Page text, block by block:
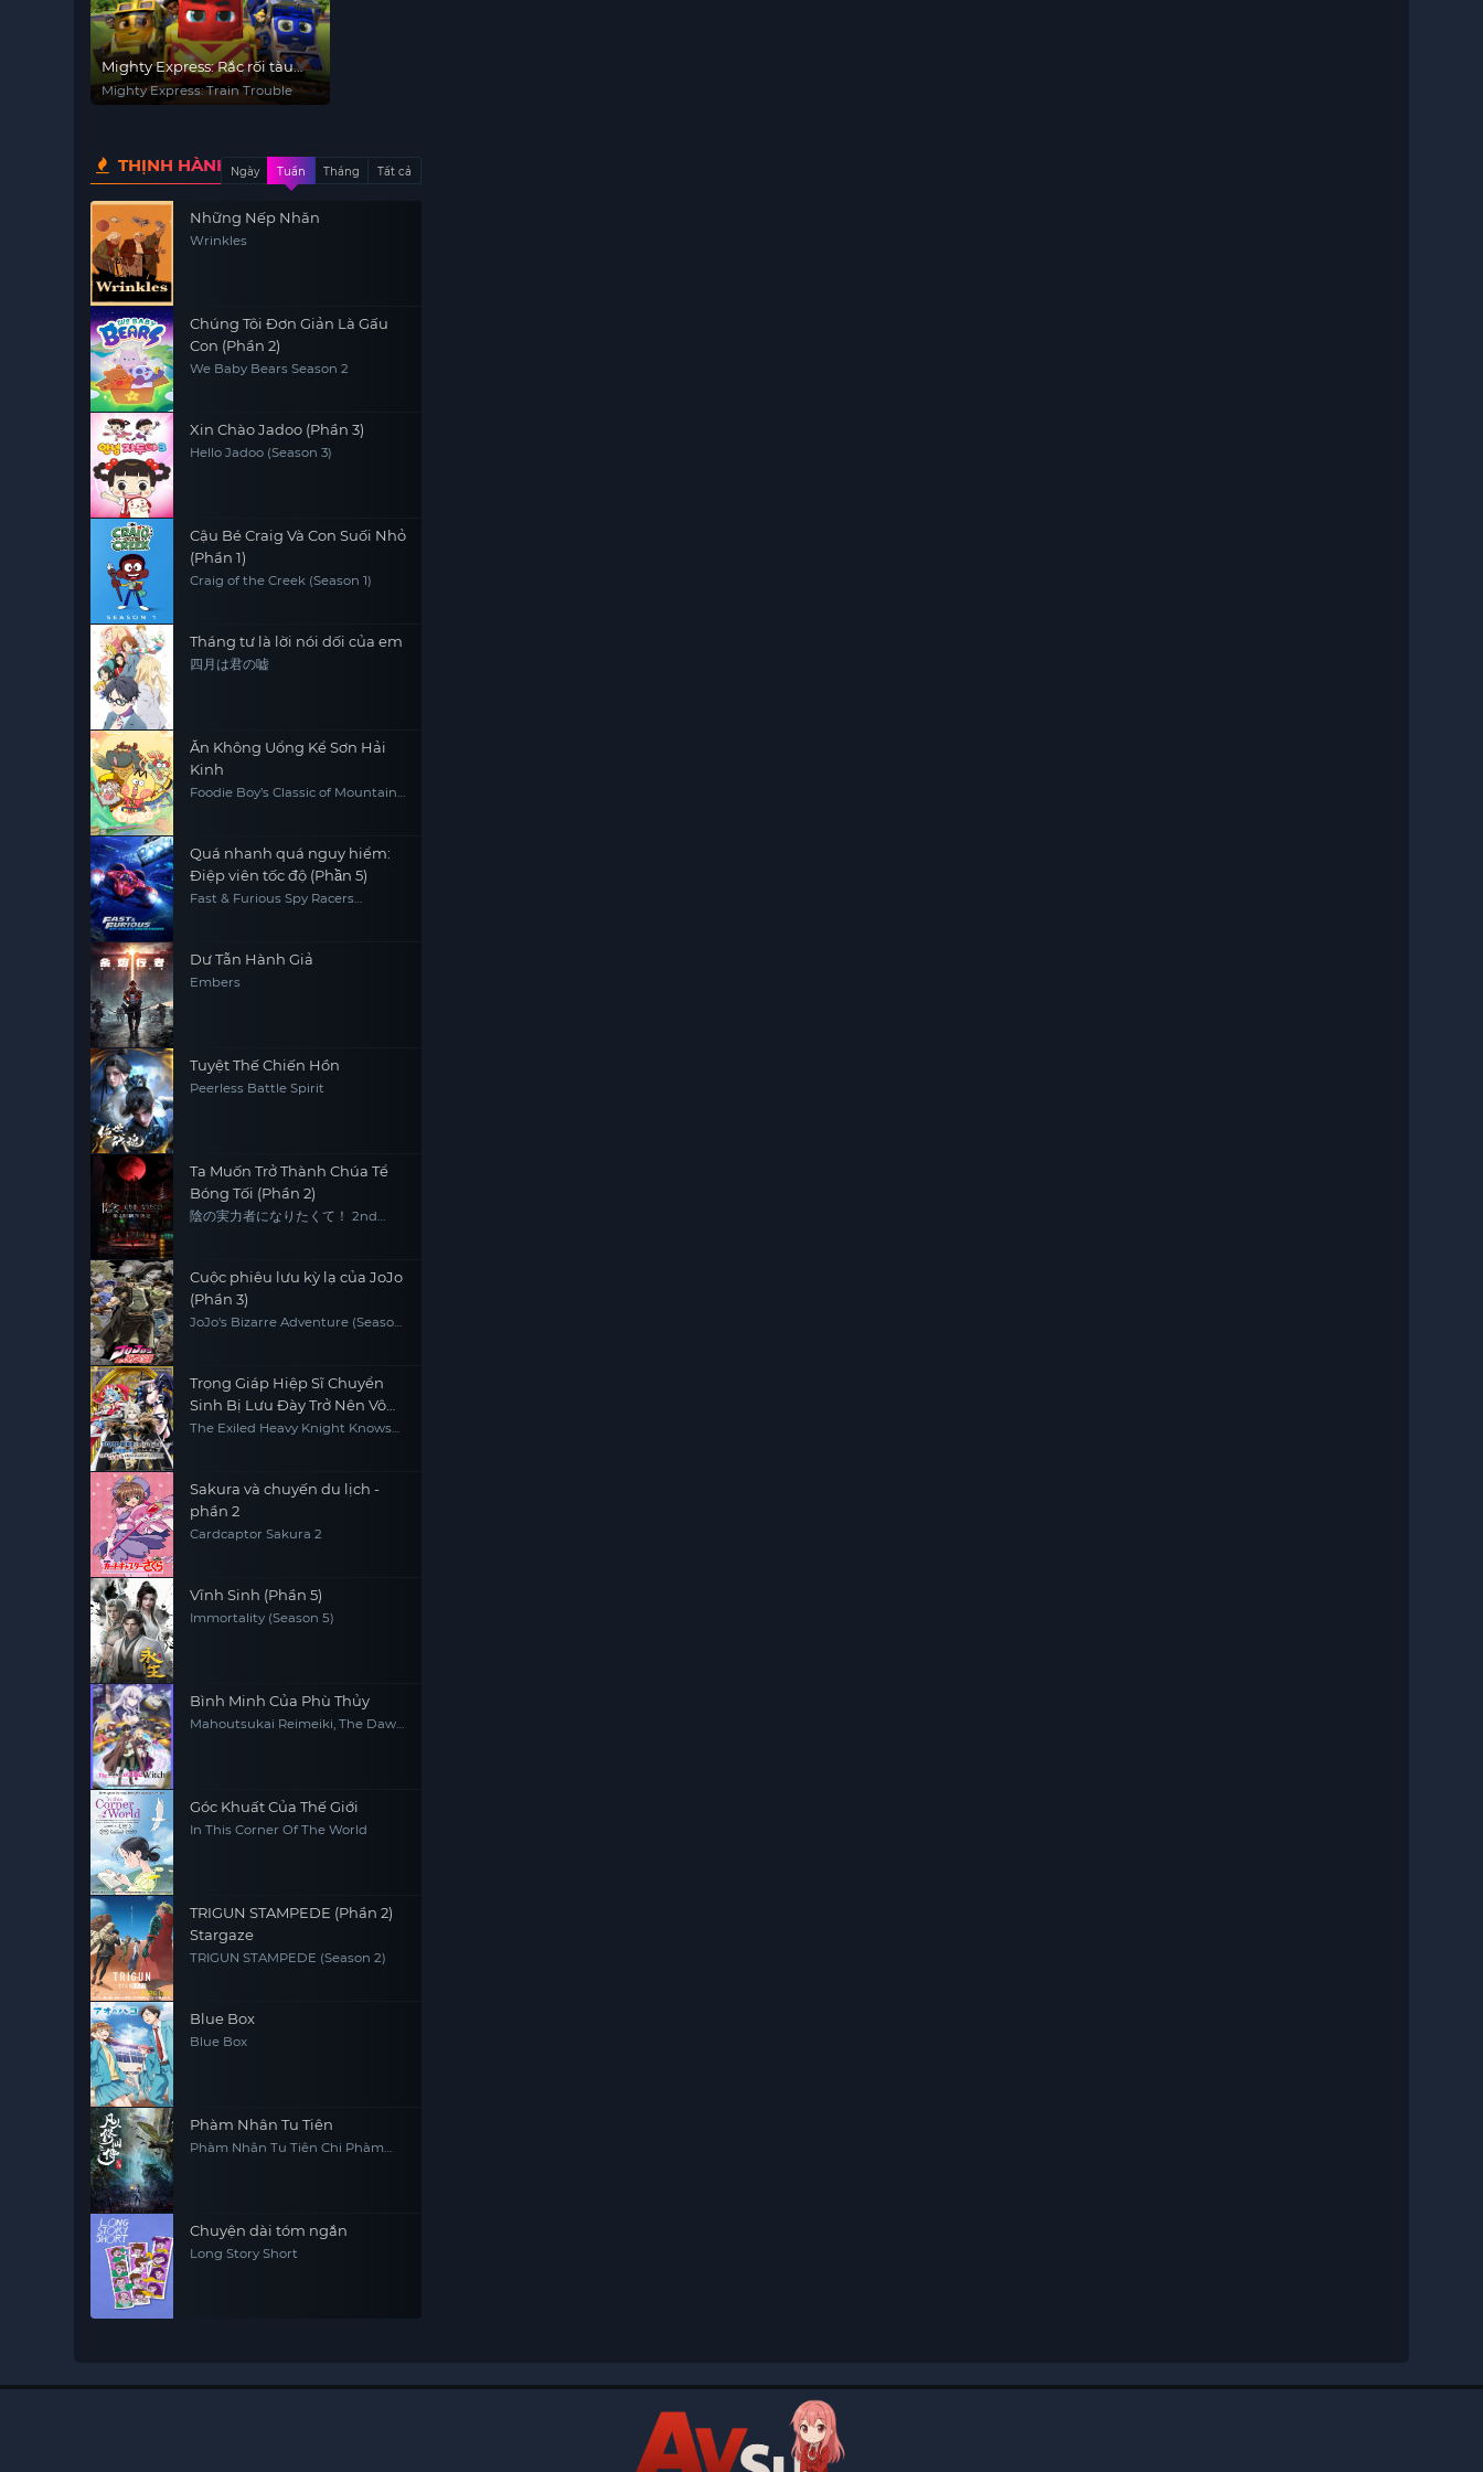
Mighty Express: Rắc rối tàu
hỏa
Mighty Express: Train Trouble
THỊNH HÀNHNgày Tuần Tháng Tất cả
Những Nếp Nhăn
Wrinkles
Chúng Tôi Đơn Giản Là Gấu
Con (Phần 2)
We Baby Bears Season 2
Xin Chào Jadoo (Phần 3)
Hello Jadoo (Season 3)
Cậu Bé Craig Và Con Suối Nhỏ
(Phần 1)
Craig of the Creek (Season 1)
Tháng tư là lời nói dối của em
四月は君の嘘
Ăn Không Uổng Kể Sơn Hải
Kinh
Foodie Boy’s Classic of Mountains
Quá nhanh quá nguy hiểm:
Điệp viên tốc độ (Phần 5)
Fast & Furious Spy Racers
Dư Tẫn Hành Giả
Embers
Tuyệt Thế Chiến Hồn
Peerless Battle Spirit
Ta Muốn Trở Thành Chúa Tể
Bóng Tối (Phần 2)
陰の実力者になりたくて！ 2nd
Cuộc phiêu lưu kỳ lạ của JoJo
(Phần 3)
JoJo's Bizarre Adventure (Season
Trọng Giáp Hiệp Sĩ Chuyển
Sinh Bị Lưu Đày Trở Nên Vô
Địch Nhờ Kiến Thức Về Game
The Exiled Heavy Knight Knows
Sakura và chuyến du lịch -
phần 2
Cardcaptor Sakura 2
Vĩnh Sinh (Phần 5)
Immortality (Season 5)
Bình Minh Của Phù Thủy
Mahoutsukai Reimeiki, The Dawn
Góc Khuất Của Thế Giới
In This Corner Of The World
TRIGUN STAMPEDE (Phần 2)
Stargaze
TRIGUN STAMPEDE (Season 2)
Blue Box
Blue Box
Phàm Nhân Tu Tiên
Phàm Nhân Tu Tiên Chi Phàm
Chuyện dài tóm ngắn
Long Story Short